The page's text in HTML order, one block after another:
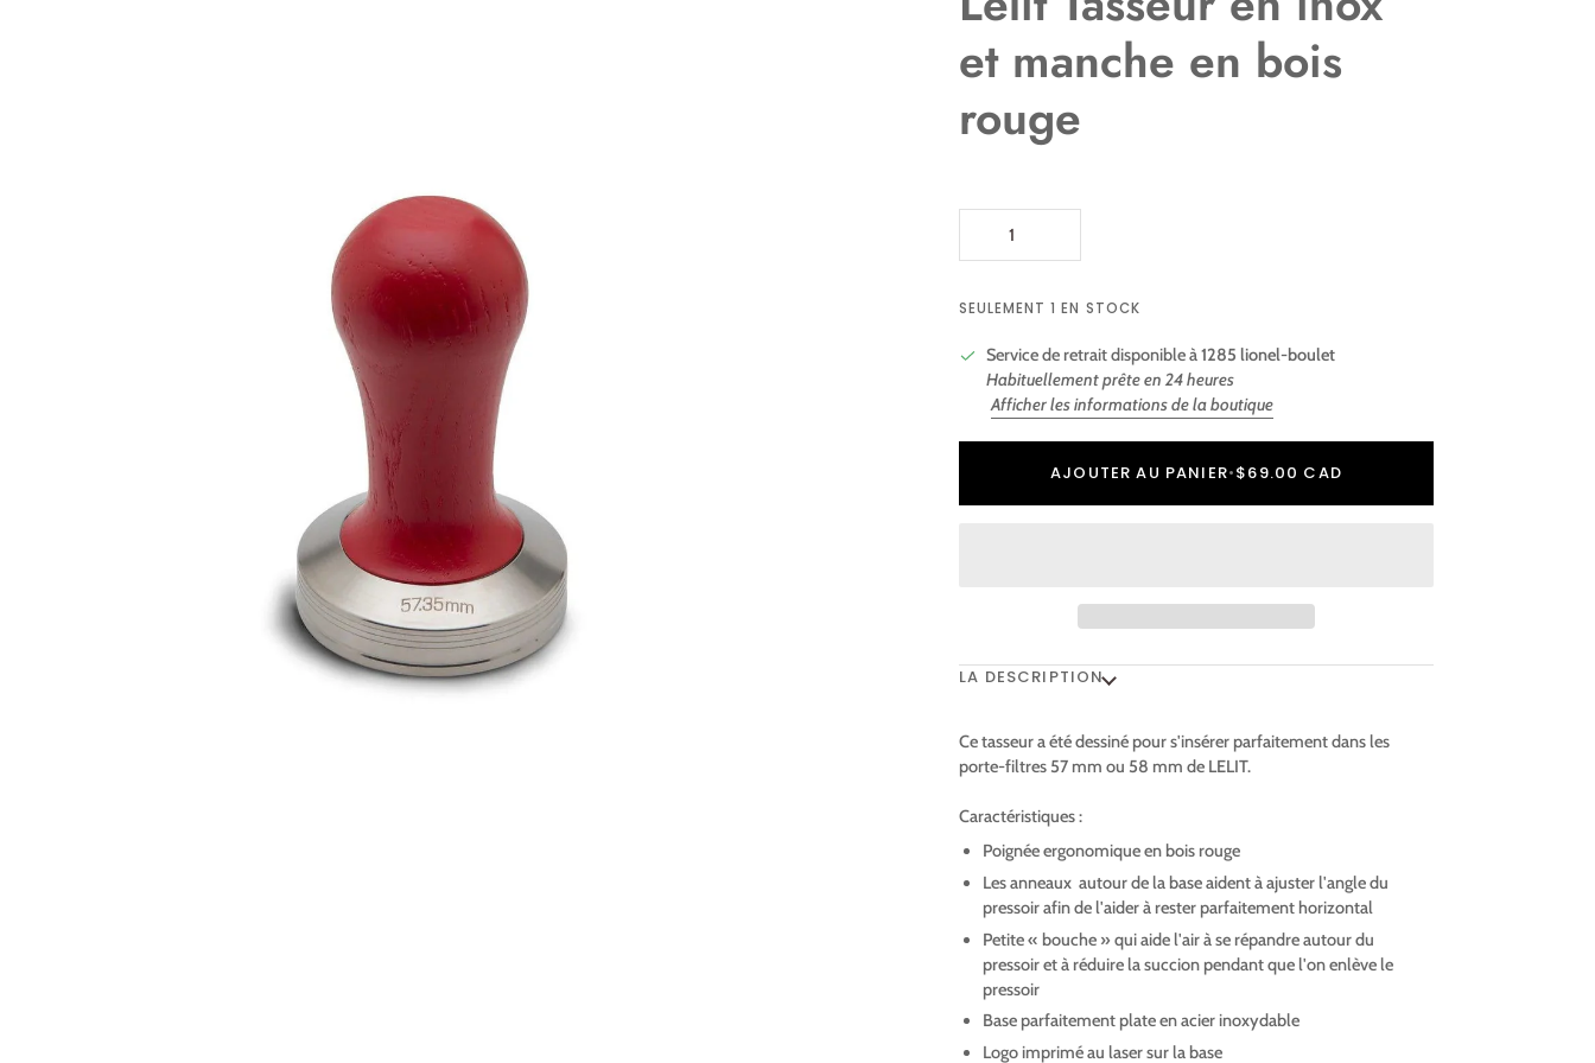
et manche en bois
rouge
SEULEMENT 1 EN STOCK
Service de retrait disponible à1285 lionel-boulet
Habituellement prête en 24 heures
Afficher les informations de la boutique
AJOUTER AU PANIER•$69.00 CAD
LA DESCRIPTION
Ce tasseur a été dessiné pour s'insérer parfaitement dans les
porte-filtres 57 mm ou 58 mm de LELIT.
Caractéristiques :
Poignée ergonomique en bois rouge
Les anneaux autour de la base aident à ajuster l'angle du
pressoir afin de l'aider à rester parfaitement horizontal
Petite « bouche » qui aide l'air à se répandre autour du
pressoir et à réduire la succion pendant que l'on enlève le
pressoir
Base parfaitement plate en acier inoxydable
Logo imprimé au laser sur la base